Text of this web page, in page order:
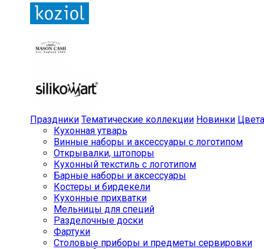
Праздники Тематические коллекции Новинки Цвета
Кухонная утварь
Винные наборы и аксессуары с логотипом
Открывалки, штопоры
Кухонный текстиль с логотипом
Барные наборы и аксессуары
Костеры и бирдекели
Кухонные прихватки
Мельницы для специй
Разделочные доски
Фартуки
Столовые приборы и предметы сервировки